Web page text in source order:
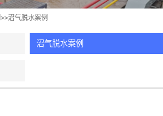
>>沼气脱水案例
沼气脱水案例